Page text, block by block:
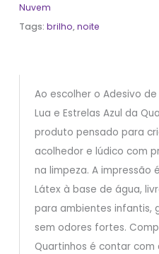
Nuvem
Tags:brilho,noite
Ao escolher o Adesivo
Lua e Estrelas Azul da
produto pensado para
acolhedor e lúdico com
na limpeza. A impressão
Látex à base de água,
para ambientes infantis,
sem odores fortes.
Quartinhos é contar